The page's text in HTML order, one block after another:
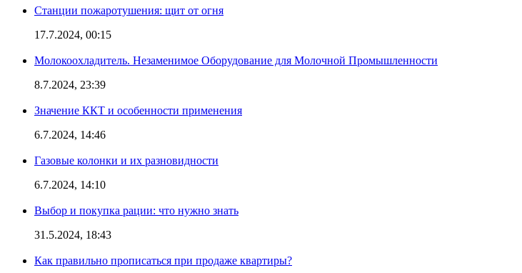
Станции пожаротушения: щит от огня
17.7.2024, 00:15
Молокоохладитель. Незаменимое Оборудование для Молочной Промышленности
8.7.2024, 23:39
Значение ККТ и особенности применения
6.7.2024, 14:46
Газовые колонки и их разновидности
6.7.2024, 14:10
Выбор и покупка рации: что нужно знать
31.5.2024, 18:43
Как правильно прописаться при продаже квартиры?